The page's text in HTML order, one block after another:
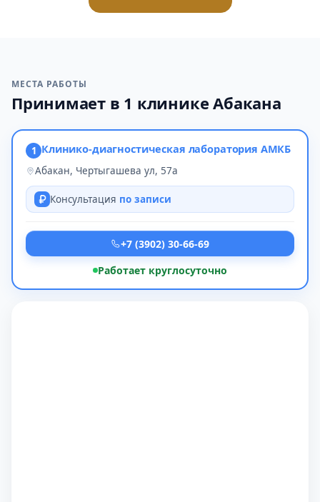
МЕСТА РАБОТЫ
Принимает в 1 клинике Абакана
1 Клинико-диагностическая лаборатория АМКБ
Абакан, Чертыгашева ул, 57а
Консультация по записи
+7 (3902) 30-66-69
Работает круглосуточно